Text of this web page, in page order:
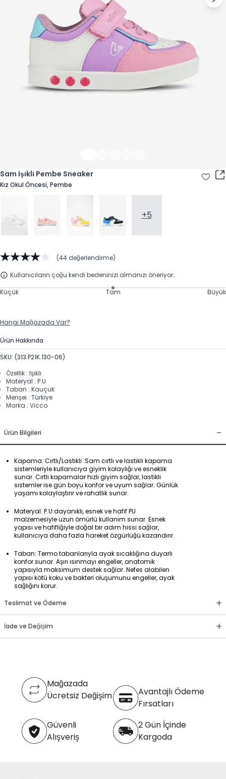
Sam Işıklı Pembe Sneaker
Kız Okul Öncesi, Pembe
+5
Hangi Mağazada Var?
Ürün Hakkında
SKU: (313.P21K.130-06)
Özellik : Işıklı
Materyal : P.U
Taban : Kauçuk
Menşei : Türkiye
Marka : Vicco
(44 değerlendirme)
Kullanıcıların çoğu kendi bedeninizi almanızı öneriyor.
Küçük
Tam Büyük
Ürün Bilgileri -
Kapama: Cırtlı/Lastikli :Sam cırtlı ve lastikli kapama
sistemleriyle kullanıcıya giyim kolaylığı ve esneklik
sunar. Cırtlı kapamalar hızlı giyim sağlar, lastikli
sistemler ise gün boyu konfor ve uyum sağlar. Günlük
yaşamı kolaylaştırır ve rahatlık sunar.
Materyal: P.U:dayanıklı, esnek ve hafif PU
malzemesiyle uzun ömürlü kullanım sunar. Esnek
yapısı ve hafifliğiyle doğal bir adım hissi sağlar,
kullanıcıya daha fazla hareket özgürlüğü kazandırır.
Taban: Termo tabanlarıyla ayak sıcaklığına duyarlı
konfor sunar. Aşırı ısınmayı engeller, anatomik
yapısıyla maksimum destek sağlar. Nefes alabilen
yapısı kötü koku ve bakteri oluşumunu engeller, ayak
sağlığını korur.
Teslimat ve Ödeme
+
İade ve Değişim +
Mağazada
Ücretsiz Değişim
Avantajlı Ödeme
Fırsatları
Güvenli
Alışveriş
2 Gün İçinde
Kargoda